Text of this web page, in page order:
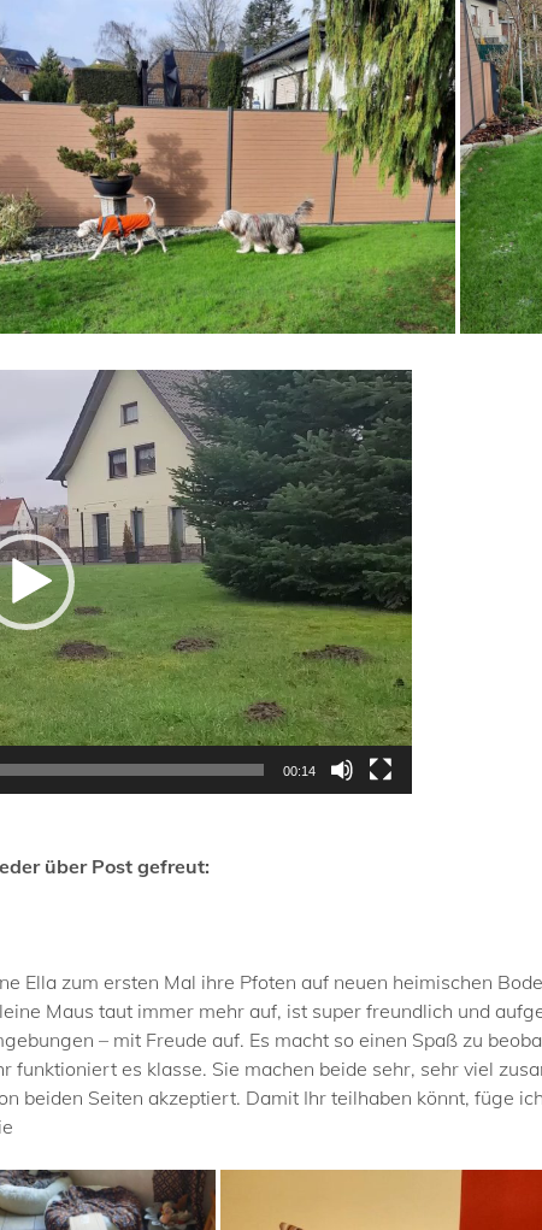
00:14
über Post gefreut:
Ella zum ersten Mal ihre Pfoten auf neuen heimischen
Maus taut immer mehr auf, ist super freundlich und
– mit Freude auf. Es macht so einen Spaß zu
funktioniert es klasse. Sie machen beide sehr, sehr viel
beiden Seiten akzeptiert. Damit Ihr teilhaben könnt, füge